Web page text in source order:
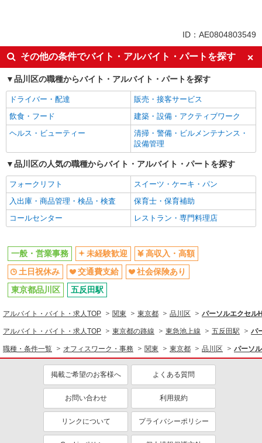
未経験歓迎
高収入・高額
土日祝休み
交通費支給
社会保険あり
同じ職種から求人を探す
オフィスワーク・事務
同じ特徴から求人を探す
未経験歓迎
土日祝休み
交通費支給
社会保険あり
ID：AE0804803549
その他の条件でバイト・アルバイト・パートを探す
品川区の職種からバイト・アルバイト・パートを探す
ドライバー・配達
販売・接客サービス
飲食・フード
建築・設備・アクティブワーク
ヘルス・ビューティー
清掃・警備・ビルメンテナンス・
設備管理
品川区の人気の職種からバイト・アルバイト・パートを探す
フォークリフト
スイーツ・ケーキ・パン
入出庫・商品管理・検品・検査
保育士・保育補助
コールセンター
レストラン・専門料理店
一般・営業事務 未経験歓迎
高収入・高額
土日祝休み
交通費支給
社会保険あり
東京都品川区
五反田駅
アルバイト・バイト・求人TOP 関東 東京都 品川区 パーソルエクセル
アルバイト・バイト・求人TOP 東京都の路線 東急池上線 五反田駅 パ
職種・条件一覧 オフィスワーク・事務 関東 東京都 品川区 パーソ
掲載ご希望のお客様へ よくある質問
お問い合わせ 利用規約
リンクについて プライバシーポリシー